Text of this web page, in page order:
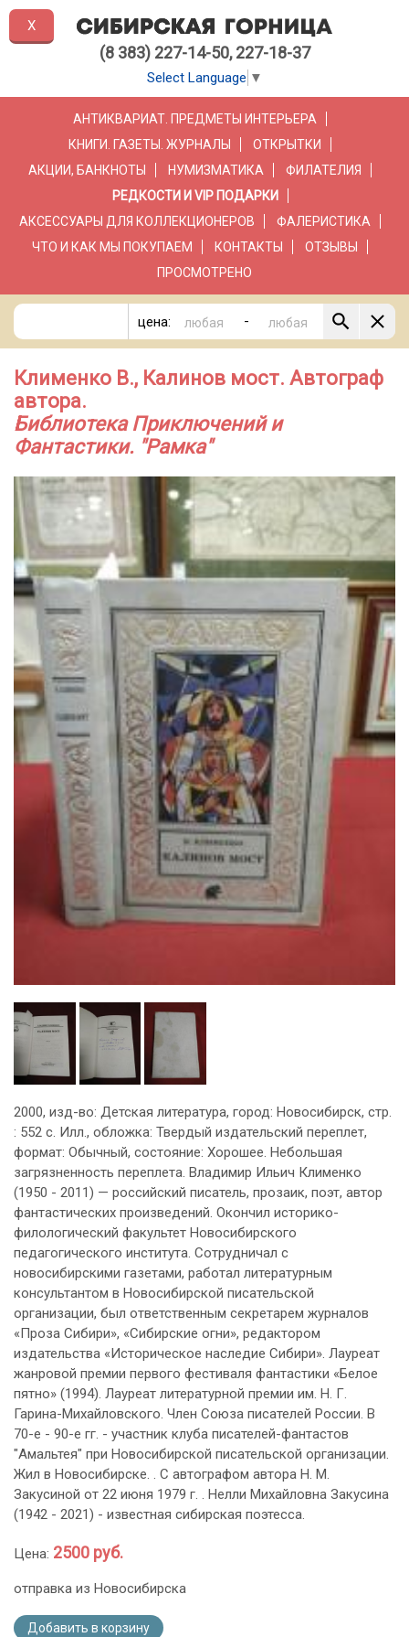
(8 383) 227-14-50, 227-18-37
Select Language ▼
АНТИКВАРИАТ. ПРЕДМЕТЫ ИНТЕРЬЕРА
КНИГИ. ГАЗЕТЫ. ЖУРНАЛЫ
ОТКРЫТКИ
АКЦИИ, БАНКНОТЫ
НУМИЗМАТИКА
ФИЛАТЕЛИЯ
РЕДКОСТИ И VIP ПОДАРКИ
АКСЕССУАРЫ ДЛЯ КОЛЛЕКЦИОНЕРОВ
ФАЛЕРИСТИКА
ЧТО И КАК МЫ ПОКУПАЕМ
КОНТАКТЫ
ОТЗЫВЫ
ПРОСМОТРЕНО
цена: -
Клименко В., Калинов мост. Автограф
автора.
Библиотека Приключений и
Фантастики. "Рамка"
2000, изд-во: Детская литература, город: Новосибирск, стр.
: 552 с. Илл., обложка: Твердый издательский переплет,
формат: Обычный, состояние: Хорошее. Небольшая
загрязненность переплета. Владимир Ильич Клименко
(1950 - 2011) — российский писатель, прозаик, поэт, автор
фантастических произведений. Окончил историко-
филологический факультет Новосибирского
педагогического института. Сотрудничал с
новосибирскими газетами, работал литературным
консультантом в Новосибирской писательской
организации, был ответственным секретарем журналов
«Проза Сибири», «Сибирские огни», редактором
издательства «Историческое наследие Сибири». Лауреат
жанровой премии первого фестиваля фантастики «Белое
пятно» (1994). Лауреат литературной премии им. Н. Г.
Гарина-Михайловского. Член Союза писателей России. В
70-е - 90-е гг. - участник клуба писателей-фантастов
"Амальтея" при Новосибирской писательской организации.
Жил в Новосибирске. . С автографом автора Н. М.
Закусиной от 22 июня 1979 г. . Нелли Михайловна Закусина
(1942 - 2021) - известная сибирская поэтесса.
Цена: 2500 руб.
отправка из Новосибирска
Добавить в корзину
X